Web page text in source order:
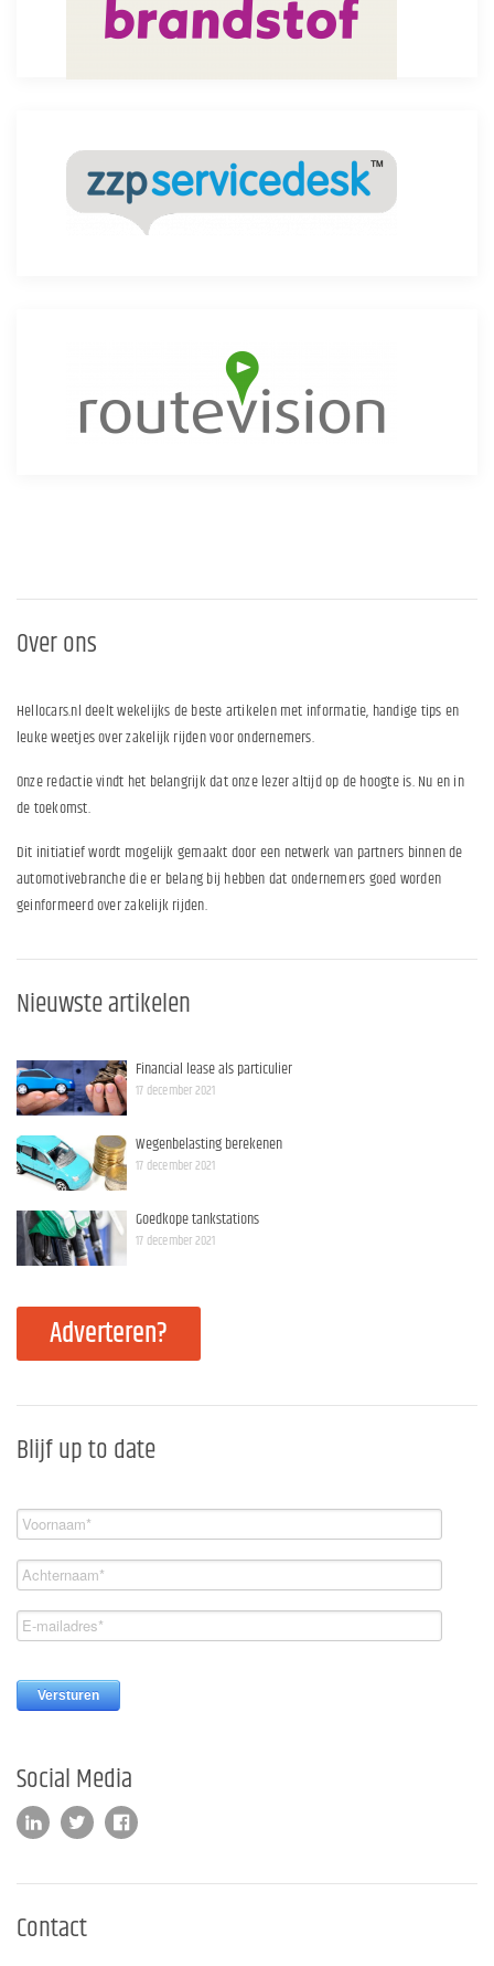
Over ons
Hellocars.nl deelt wekelijks de beste artikelen met informatie, handige tips en
leuke weetjes over zakelijk rijden voor ondernemers.
Onze redactie vindt het belangrijk dat onze lezer altijd op de hoogte is. Nu en in
de toekomst.
Dit initiatief wordt mogelijk gemaakt door een netwerk van partners binnen de
automotivebranche die er belang bij hebben dat ondernemers goed worden
geinformeerd over zakelijk rijden.
Nieuwste artikelen
Financial lease als particulier
17 december 2021
Wegenbelasting berekenen
17 december 2021
Goedkope tankstations
17 december 2021
Adverteren?
Blijf up to date
Social Media
Contact